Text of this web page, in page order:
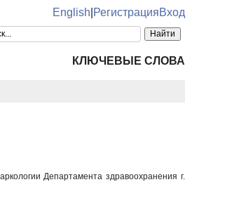
English РегистрацияВход
КЛЮЧЕВЫЕ СЛОВА
Департамента здравоохранения г.